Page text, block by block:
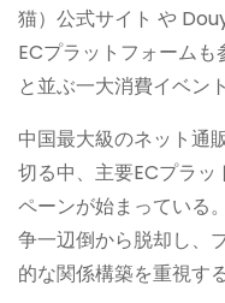
猫）公式サイト や
ECプラットフォームも
と並ぶ一大消費イベン
中国最大級のネット通
切る中、主要ECプラッ
ペーンが始まっている
争一辺倒から脱却し、
的な関係構築を重視す